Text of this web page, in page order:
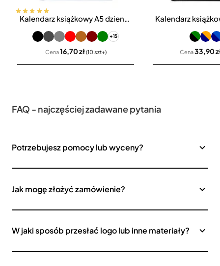
BestsellerKalendarz książkowy A5 dzienny Vivella Economic
+15
Cena16,70 zł(10 szt+) Cena33,90
FAQ - najczęściej zadawane pytania
Potrzebujesz pomocy lub wyceny?
Jak mogę złożyć zamówienie?
W jaki sposób przesłać logo lub inne materiały?